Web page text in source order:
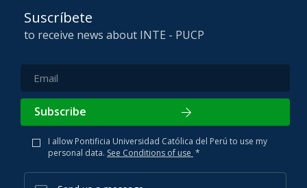
Suscríbete
to receive news about INTE - PUCP
Subscribe
I allow Pontificia Universidad Católica del Perú to use my
personal data. See Conditions of use *